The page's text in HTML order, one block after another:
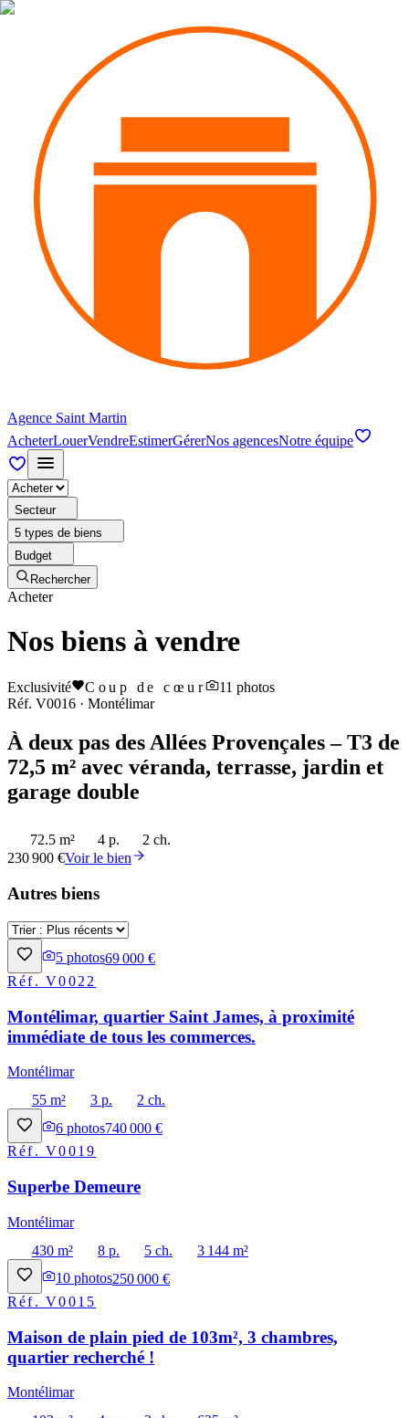
Agence Saint Martin
AcheterLouerVendreEstimerGérerNos agencesNotre équipe
Secteur
5 types de biens
Budget
Rechercher
Acheter
Nos biens à vendre
Exclusivité Coup de cœur 11 photos
Réf. V0016 · Montélimar
À deux pas des Allées Provençales – T3 de
72,5 m² avec véranda, terrasse, jardin et
garage double
72.5 m² 4 p.
2 ch.
230 900 €Voir le bien
Autres biens
5 photos69 000 €
Réf.V0022
Montélimar, quartier Saint James, à proximité
immédiate de tous les commerces.
Montélimar
55 m²
3 p.
2 ch.
6 photos740 000 €
Réf.V0019
Superbe Demeure
Montélimar
430 m²
8 p. 5 ch.
3 144 m²
10 photos250 000 €
Réf.V0015
Maison de plain pied de 103m², 3 chambres,
quartier recherché !
Montélimar